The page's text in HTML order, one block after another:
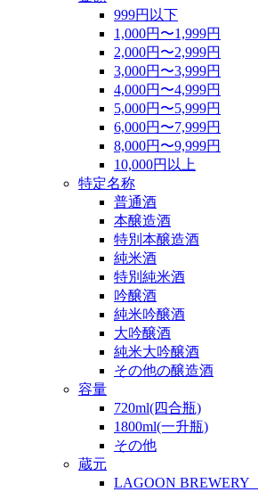
999円以下
1,000円〜1,999円
2,000円〜2,999円
3,000円〜3,999円
4,000円〜4,999円
5,000円〜5,999円
6,000円〜7,999円
8,000円〜9,999円
10,000円以上
特定名称
普通酒
本醸造酒
特別本醸造酒
純米酒
特別純米酒
吟醸酒
純米吟醸酒
大吟醸酒
純米大吟醸酒
その他の醸造酒
容量
720ml(四合瓶)
1800ml(一升瓶)
その他
蔵元
LAGOON BREWERY